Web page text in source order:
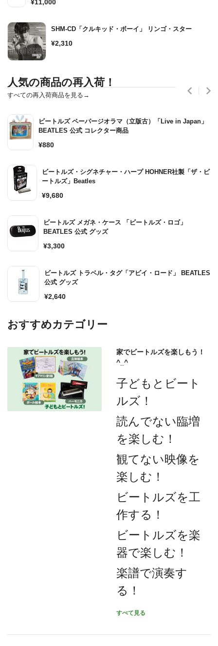
価
格
¥11,000
SHM-CD「クルキッド・ボーイ」 リンゴ・スター
通
¥2,310
人気の商品の再入荷！
すべての再入荷商品を見る→
ビートルズ ペーパージオラマ（立版古）「Live in Japan」
BEATLES 公式 コレクター商品
通
格
¥880
ビートルズ・シグネチャー・ハープ HOHNER社製「ザ・ビ
ートルズ」Beatles
通
格
¥9,680
ビートルズ メガネ・ケース 「ビートルズ・ロゴ」
BEATLES 公式 グッズ
通
格
¥3,300
ビートルズ トラベル・タグ「アビイ・ロード」 BEATLES
公式 グッズ
通
格
¥2,640
おすすめカテゴリー
家でビートルズを楽しもう！
^_^
子どもとビート
ルズ！
読んでない臨増
を楽しむ！
観てない映像を
楽しむ！
ビートルズを工
作する！
ビートルズを楽
器で楽しむ！
楽譜で演奏す
る！
すべて見る